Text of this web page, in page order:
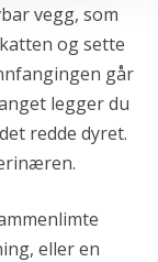
vegg, som
og sette
går
legger du
redde dyret.
eller en